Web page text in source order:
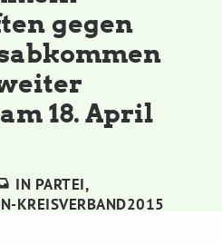
gegen
18. April
IN PARTEI,
KREISVERBAND2015